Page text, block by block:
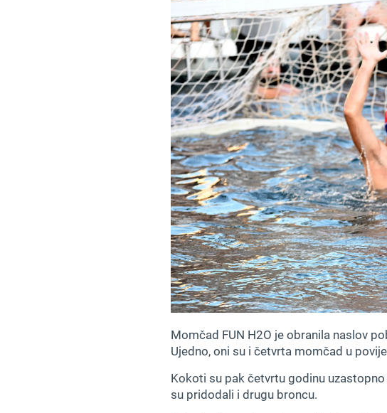
Momčad FUN H2O je obranila naslov
Ujedno, oni su i četvrta momčad u
Kokoti su pak četvrtu godinu
su pridodali i drugu broncu.